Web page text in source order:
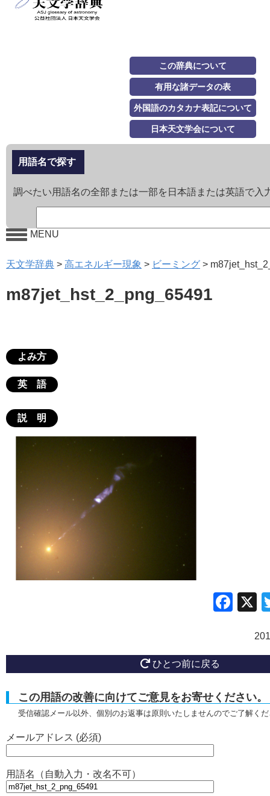
この辞典について
有用な諸データの表
外国語のカタカナ表記について
日本天文学会について
用語名で探す
調べたい用語名の全部または一部を日本語または英語で入
MENU
天文学辞典 > 高エネルギー現象 > ビーミング >
m87jet_hst_2_png_65491
よみ方
英 語
説 明
ひとつ前に戻る
この用語の改善に向けてご意見をお寄せください。
受信確認メール以外、個別のお返事は原則いたしませんのでご了解く
メールアドレス (必須)
用語名（自動入力・改名不可）